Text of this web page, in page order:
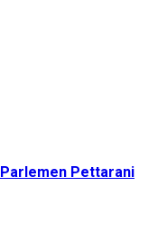
Pettarani